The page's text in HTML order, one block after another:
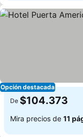
Opción destacada
De $104.373
Mira precios de 11